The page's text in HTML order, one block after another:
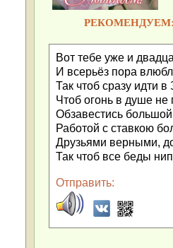
РЕКОМЕНДУЕМ:
Вот тебе уже и
И всерьёз пора
Так чтоб сразу идти в
Чтоб огонь в душе не
Обзавестись
Работой с ставкою
Друзьями верными,
Так чтоб все беды
Отправить: